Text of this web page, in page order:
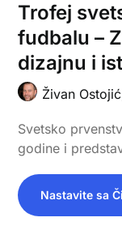
Trofej
fudbalu –
dizajnu i
Živan
Svetsko
godine i
Nastavite sa